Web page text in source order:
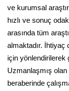
ve kurumsal
hızlı ve sonuç
arasında tüm
almaktadır. İhtiyaç
için yönlendirilerek
Uzmanlaşmış
beraberinde